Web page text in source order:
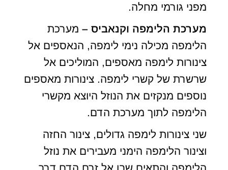
מפני גורמי מחלה.
מערכת הלימפה וקנאביס – מערכת
הלימפה מכילה נימי לימפה, הנאספים אל
צינורות לימפה מאספים, המוליכים אל
שרשרת של קשרי לימפה. צינורות מאספים
נוספים מנקזים את הנוזל היוצא מקשרי
הלימפה לתוך מערכת הדם.
שני צינורות לימפה גדולים, צינור החזה
וצינור הלימפה הימני מעבירים את נוזל